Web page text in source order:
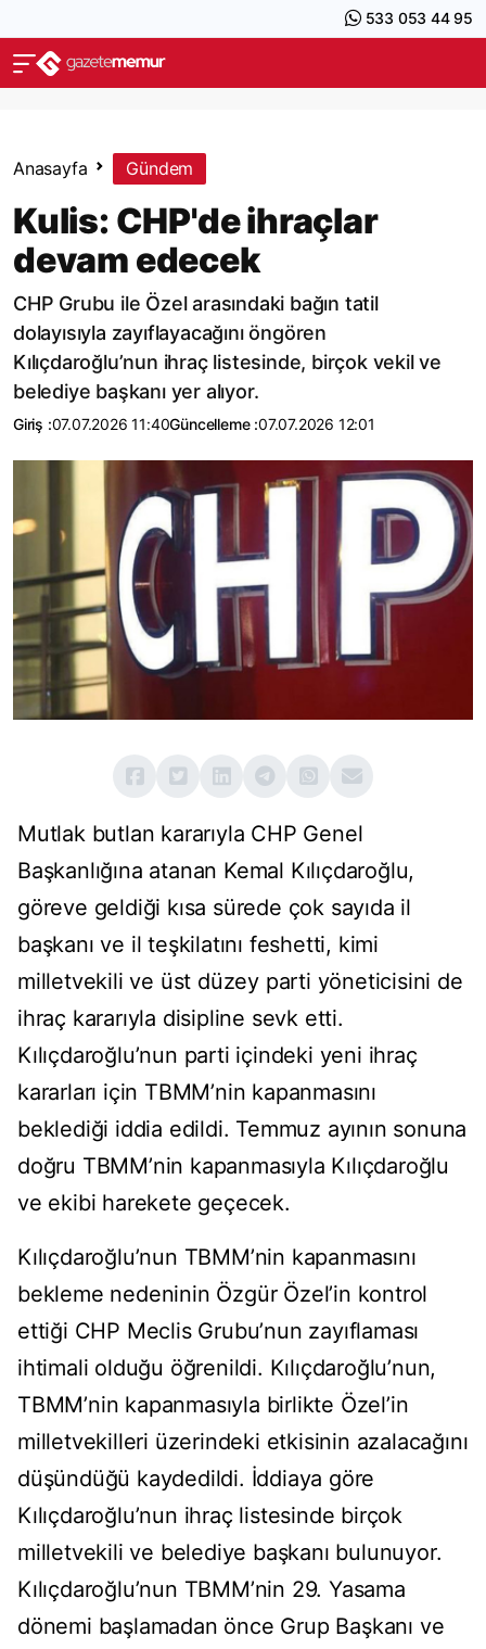
533 053 44 95
Anasayfa Gündem
Kulis: CHP'de ihraçlar
devam edecek
CHP Grubu ile Özel arasındaki bağın tatil
dolayısıyla zayıflayacağını öngören
Kılıçdaroğlu’nun ihraç listesinde, birçok vekil ve
belediye başkanı yer alıyor.
Giriş :07.07.2026 11:40Güncelleme :07.07.2026 12:01
Mutlak butlan kararıyla CHP Genel
Başkanlığına atanan Kemal Kılıçdaroğlu,
göreve geldiği kısa sürede çok sayıda il
başkanı ve il teşkilatını feshetti, kimi
milletvekili ve üst düzey parti yöneticisini de
ihraç kararıyla disipline sevk etti.
Kılıçdaroğlu’nun parti içindeki yeni ihraç
kararları için TBMM’nin kapanmasını
beklediği iddia edildi. Temmuz ayının sonuna
doğru TBMM’nin kapanmasıyla Kılıçdaroğlu
ve ekibi harekete geçecek.
Kılıçdaroğlu’nun TBMM’nin kapanmasını
bekleme nedeninin Özgür Özel’in kontrol
ettiği CHP Meclis Grubu’nun zayıflaması
ihtimali olduğu öğrenildi. Kılıçdaroğlu’nun,
TBMM’nin kapanmasıyla birlikte Özel’in
milletvekilleri üzerindeki etkisinin azalacağını
düşündüğü kaydedildi. İddiaya göre
Kılıçdaroğlu’nun ihraç listesinde birçok
milletvekili ve belediye başkanı bulunuyor.
Kılıçdaroğlu’nun TBMM’nin 29. Yasama
dönemi başlamadan önce Grup Başkanı ve